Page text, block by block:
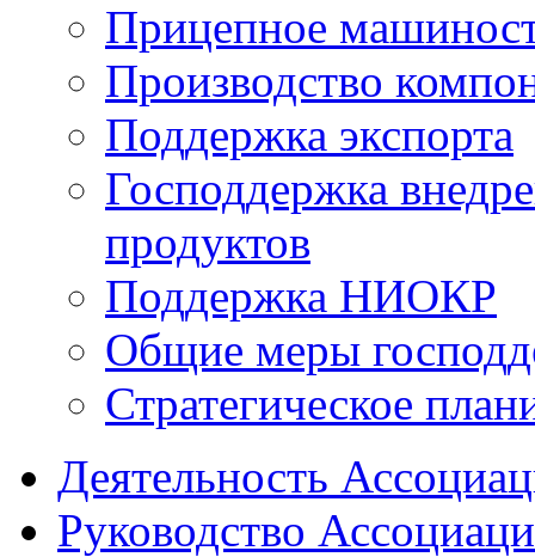
Прицепное
Производство
Поддержка экспорта
Господдержка
продуктов
Поддержка НИОКР
Общие меры
Стратегическое
Деятельность
Руководство